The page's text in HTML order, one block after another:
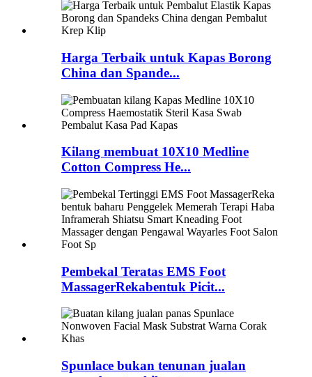
Harga Terbaik untuk Kapas Borong
China dan Spande...
Kilang membuat 10X10 Medline
Cotton Compress He...
Pembekal Teratas EMS Foot
MassagerRekabentuk Picit...
Spunlace bukan tenunan jualan